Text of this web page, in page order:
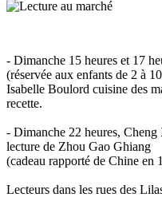
- Dimanche 15 heures et 17
(réservée aux enfants de 2 à
Isabelle Boulord cuisine des
recette.
- Dimanche 22 heures,
lecture de Zhou Gao Ghiang
(cadeau rapporté de Chine en
Lecteurs dans les rues des